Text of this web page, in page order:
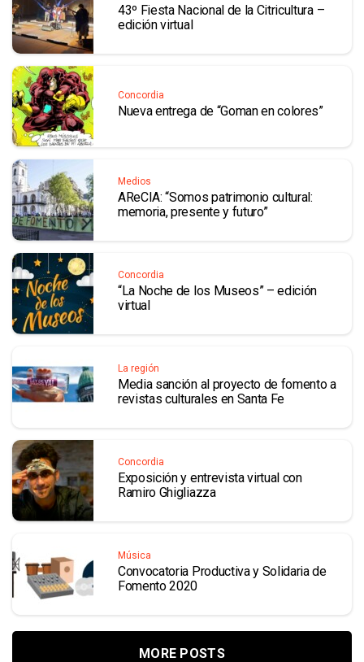
43º Fiesta Nacional de la Citricultura –
edición virtual
Concordia
Nueva entrega de “Goman en colores”
Medios
AReCIA: “Somos patrimonio cultural:
memoria, presente y futuro”
Concordia
“La Noche de los Museos” – edición
virtual
La región
Media sanción al proyecto de fomento a
revistas culturales en Santa Fe
Concordia
Exposición y entrevista virtual con
Ramiro Ghigliazza
Música
Convocatoria Productiva y Solidaria de
Fomento 2020
MORE POSTS